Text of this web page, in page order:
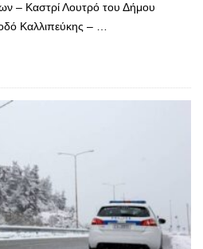
– Καστρί Λουτρό του Δήμου
Καλλιπεύκης – …